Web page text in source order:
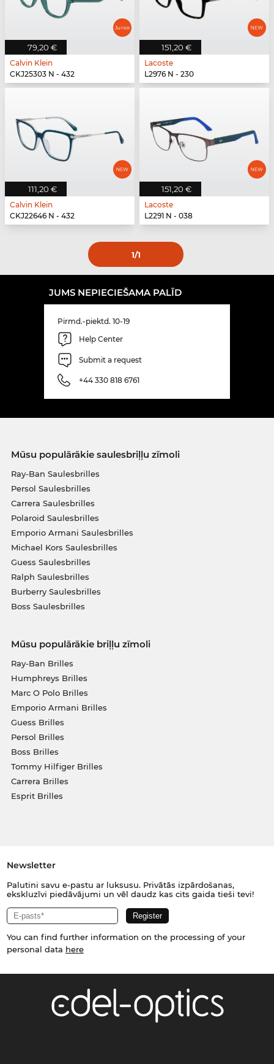
79,20 €
Calvin Klein
CKJ25303 N - 432
151,20 €
Lacoste
L2976 N - 230
111,20 €
Calvin Klein
CKJ22646 N - 432
151,20 €
Lacoste
L2291 N - 038
1/1
JUMS NEPIECIEŠAMA PALĪD
Pirmd.-piektd. 10-19
Help Center
Submit a request
+44 330 818 6761
Mūsu populārākie saulesbriļļu zīmoli
Ray-Ban Saulesbrilles
Persol Saulesbrilles
Carrera Saulesbrilles
Polaroid Saulesbrilles
Emporio Armani Saulesbrilles
Michael Kors Saulesbrilles
Guess Saulesbrilles
Ralph Saulesbrilles
Burberry Saulesbrilles
Boss Saulesbrilles
Mūsu populārākie briļļu zīmoli
Ray-Ban Brilles
Humphreys Brilles
Marc O Polo Brilles
Emporio Armani Brilles
Guess Brilles
Persol Brilles
Boss Brilles
Tommy Hilfiger Brilles
Carrera Brilles
Esprit Brilles
Newsletter
Palutini savu e-pastu ar luksusu. Privātās izpārdošanas,
ekskluzīvi piedāvājumi un vēl daudz kas cits gaida tieši tevi!
You can find further information on the processing of your
personal data here